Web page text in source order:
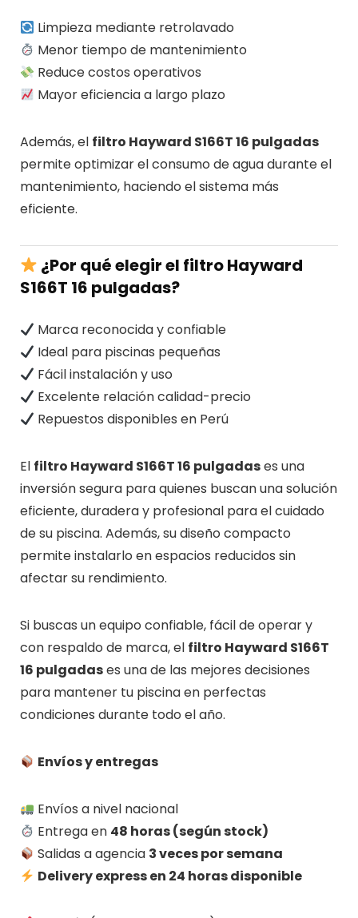
Limpieza mediante retrolavado
Menor tiempo de mantenimiento
Reduce costos operativos
Mayor eficiencia a largo plazo
Además, el filtro Hayward S166T 16 pulgadas
permite optimizar el consumo de agua durante el
mantenimiento, haciendo el sistema más
eficiente.
¿Por qué elegir el filtro Hayward
S166T 16 pulgadas?
Marca reconocida y confiable
Ideal para piscinas pequeñas
Fácil instalación y uso
Excelente relación calidad-precio
Repuestos disponibles en Perú
El filtro Hayward S166T 16 pulgadases una
inversión segura para quienes buscan una solución
eficiente, duradera y profesional para el cuidado
de su piscina. Además, su diseño compacto
permite instalarlo en espacios reducidos sin
afectar su rendimiento.
Si buscas un equipo confiable, fácil de operar y
con respaldo de marca, el filtro Hayward S166T
16 pulgadases una de las mejores decisiones
para mantener tu piscina en perfectas
condiciones durante todo el año.
Envíos y entregas
Envíos a nivel nacional
Entrega en 48 horas (según stock)
Salidas a agencia 3 veces por semana
Delivery express en 24 horas disponible